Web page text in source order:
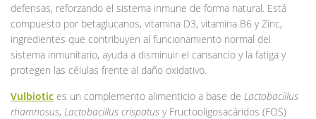
defensas, reforzando el sistema inmune de forma natural. Está
compuesto por betaglucanos, vitamina D3, vitamina B6 y Zinc,
ingredientes que contribuyen al funcionamiento normal del
sistema inmunitario, ayuda a disminuir el cansancio y la fatiga y
protegen las células frente al daño oxidativo.
Vulbiotic es un complemento alimenticio a base de Lactobacillus
rhamnosus, Lactobacillus crispatus y Fructooligosacáridos (FOS)